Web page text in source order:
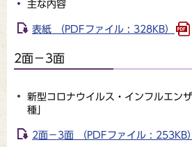
主な内容
表紙 （PDFファイル : 328KB）
2面－3面
新型コロナウイルス・インフルエン
種」
2面－3面 （PDFファイル : 253KB）